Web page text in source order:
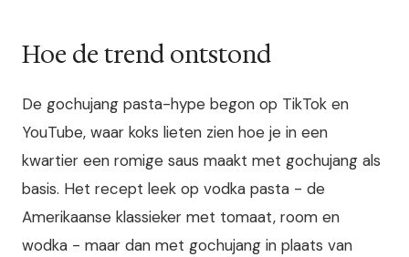
Hoe de trend ontstond
De gochujang pasta-hype begon op TikTok en
YouTube, waar koks lieten zien hoe je in een
kwartier een romige saus maakt met gochujang als
basis. Het recept leek op vodka pasta - de
Amerikaanse klassieker met tomaat, room en
wodka - maar dan met gochujang in plaats van